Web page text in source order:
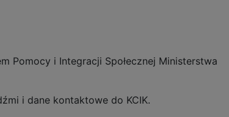
Pomocy i Integracji Społecznej Ministerstwa
i dane kontaktowe do KCIK.